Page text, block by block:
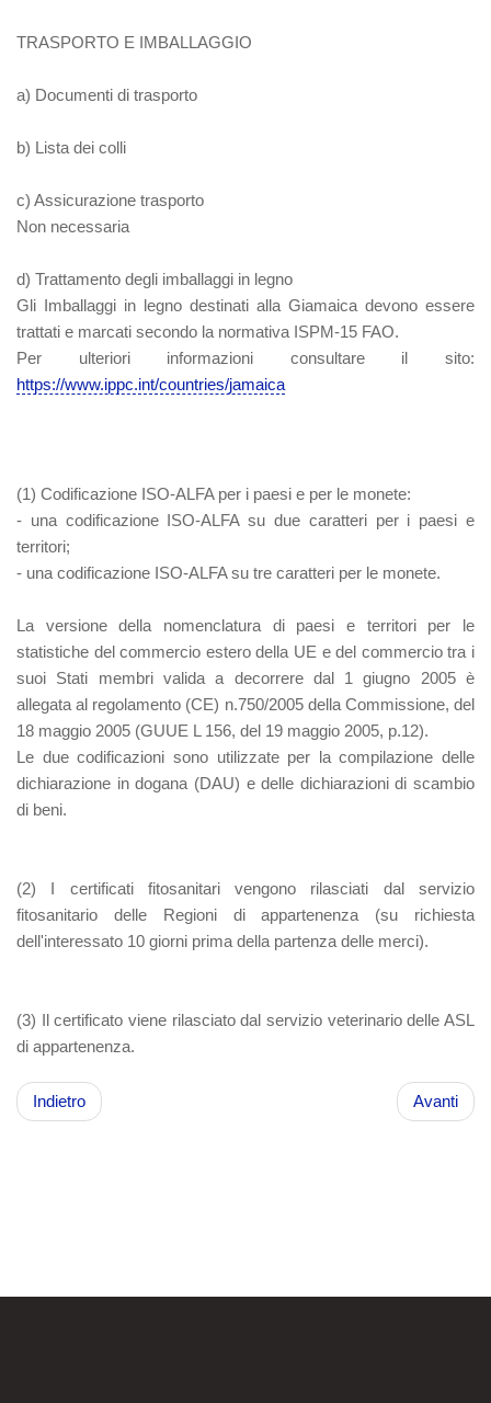
TRASPORTO E IMBALLAGGIO
a) Documenti di trasporto
b) Lista dei colli
c) Assicurazione trasporto
Non necessaria
d) Trattamento degli imballaggi in legno
Gli Imballaggi in legno destinati alla Giamaica devono essere
trattati e marcati secondo la normativa ISPM-15 FAO.
Per ulteriori informazioni consultare il sito:
https://www.ippc.int/countries/jamaica
(1) Codificazione ISO-ALFA per i paesi e per le monete:
- una codificazione ISO-ALFA su due caratteri per i paesi e
territori;
- una codificazione ISO-ALFA su tre caratteri per le monete.
La versione della nomenclatura di paesi e territori per le
statistiche del commercio estero della UE e del commercio tra i
suoi Stati membri valida a decorrere dal 1 giugno 2005 è
allegata al regolamento (CE) n.750/2005 della Commissione, del
18 maggio 2005 (GUUE L 156, del 19 maggio 2005, p.12).
Le due codificazioni sono utilizzate per la compilazione delle
dichiarazione in dogana (DAU) e delle dichiarazioni di scambio
di beni.
(2) I certificati fitosanitari vengono rilasciati dal servizio
fitosanitario delle Regioni di appartenenza (su richiesta
dell'interessato 10 giorni prima della partenza delle merci).
(3) Il certificato viene rilasciato dal servizio veterinario delle ASL
di appartenenza.
Indietro Avanti